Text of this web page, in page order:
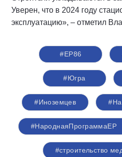
Уверен, что в 2024 году
эксплуатацию», – отметил
#ЕР86
#Югра
#Иноземцев
#НароднаяПрограммаЕР
#строительство